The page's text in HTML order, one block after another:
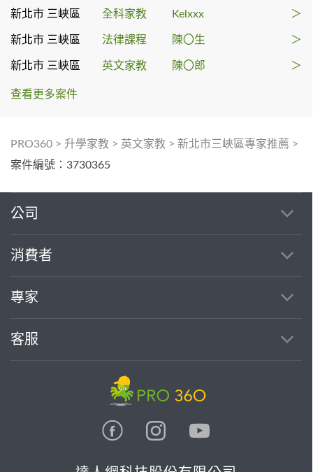
新北市 三峽區 全科家教 Kelxxx ＞
新北市 三峽區 法律課程 陳〇生 ＞
新北市 三峽區 英文家教 陳〇郎 ＞
查看更多案件
PRO360 > 升學家教 > 英文家教 > 新北市三峽區專家推薦 >
案件編號：3730365
公司
消費者
專家
客服